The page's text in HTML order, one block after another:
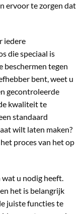
ervoor te zorgen dat
iedere
die speciaal is
beschermen tegen
bent, weet u
gecontroleerde
kwaliteit te
standaard
wilt laten maken?
proces van het op
u nodig heeft.
het is belangrijk
juiste functies te